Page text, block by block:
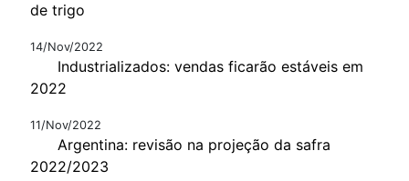
de trigo
14/Nov/2022
Industrializados: vendas ficarão estáveis em
2022
11/Nov/2022
Argentina: revisão na projeção da safra
2022/2023